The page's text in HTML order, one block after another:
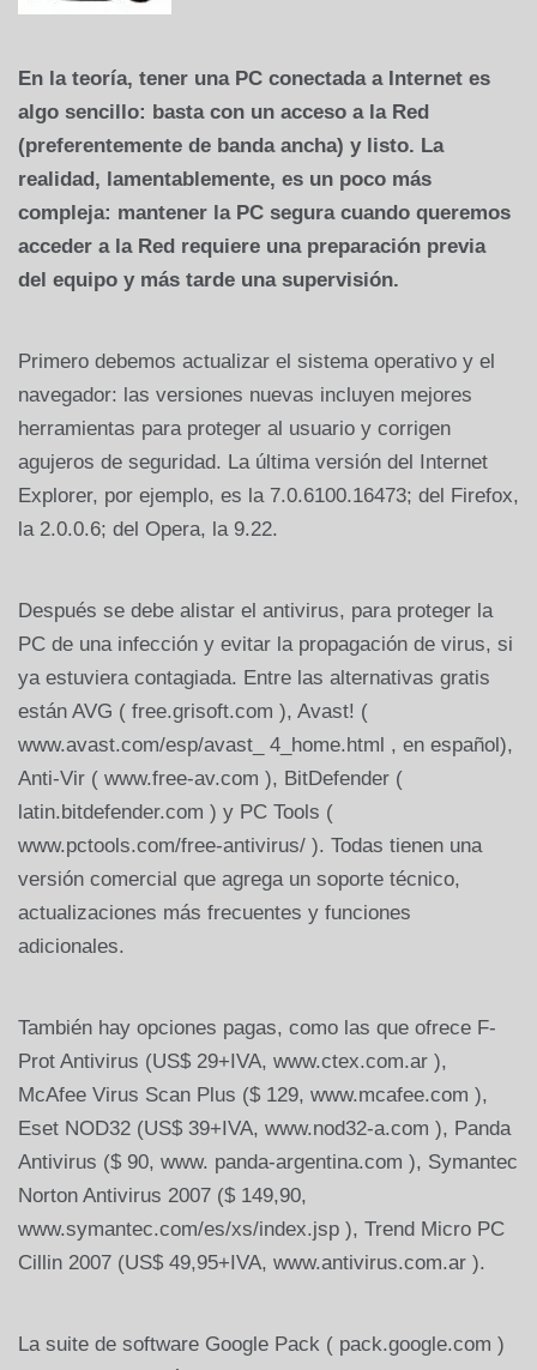
En la teoría, tener una PC conectada a Internet es
algo sencillo: basta con un acceso a la Red
(preferentemente de banda ancha) y listo. La
realidad, lamentablemente, es un poco más
compleja: mantener la PC segura cuando queremos
acceder a la Red requiere una preparación previa
del equipo y más tarde una supervisión.
Primero debemos actualizar el sistema operativo y el
navegador: las versiones nuevas incluyen mejores
herramientas para proteger al usuario y corrigen
agujeros de seguridad. La última versión del Internet
Explorer, por ejemplo, es la 7.0.6100.16473; del Firefox,
la 2.0.0.6; del Opera, la 9.22.
Después se debe alistar el antivirus, para proteger la
PC de una infección y evitar la propagación de virus, si
ya estuviera contagiada. Entre las alternativas gratis
están AVG ( free.grisoft.com ), Avast! (
www.avast.com/esp/avast_ 4_home.html , en español),
Anti-Vir ( www.free-av.com ), BitDefender (
latin.bitdefender.com ) y PC Tools (
www.pctools.com/free-antivirus/ ). Todas tienen una
versión comercial que agrega un soporte técnico,
actualizaciones más frecuentes y funciones
adicionales.
También hay opciones pagas, como las que ofrece F-
Prot Antivirus (US$ 29+IVA, www.ctex.com.ar ),
McAfee Virus Scan Plus ($ 129, www.mcafee.com ),
Eset NOD32 (US$ 39+IVA, www.nod32-a.com ), Panda
Antivirus ($ 90, www. panda-argentina.com ), Symantec
Norton Antivirus 2007 ($ 149,90,
www.symantec.com/es/xs/index.jsp ), Trend Micro PC
Cillin 2007 (US$ 49,95+IVA, www.antivirus.com.ar ).
La suite de software Google Pack ( pack.google.com )